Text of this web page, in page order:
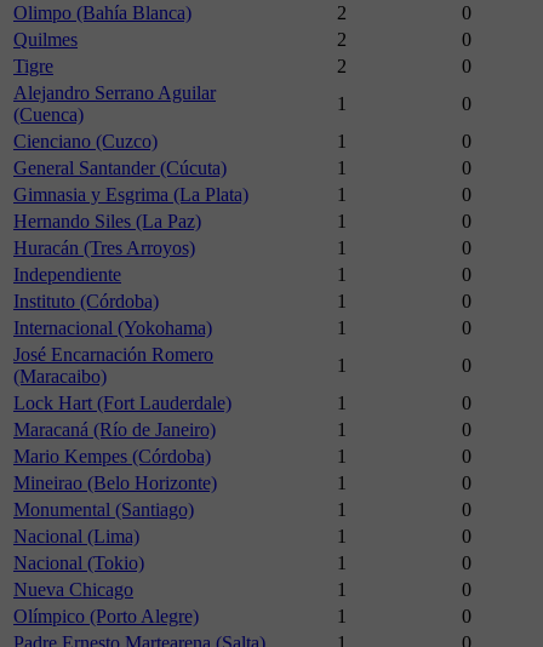
Olimpo (Bahía Blanca)
2
0
Quilmes
2
0
Tigre
2
0
Alejandro Serrano Aguilar
(Cuenca)
1
0
Cienciano (Cuzco)
1
0
General Santander (Cúcuta)
1
0
Gimnasia y Esgrima (La Plata)
1
0
Hernando Siles (La Paz)
1
0
Huracán (Tres Arroyos)
1
0
Independiente
1
0
Instituto (Córdoba)
1
0
Internacional (Yokohama)
1
0
José Encarnación Romero
(Maracaibo)
1
0
Lock Hart (Fort Lauderdale)
1
0
Maracaná (Río de Janeiro)
1
0
Mario Kempes (Córdoba)
1
0
Mineirao (Belo Horizonte)
1
0
Monumental (Santiago)
1
0
Nacional (Lima)
1
0
Nacional (Tokio)
1
0
Nueva Chicago
1
0
Olímpico (Porto Alegre)
1
0
Padre Ernesto Martearena (Salta)
1 0